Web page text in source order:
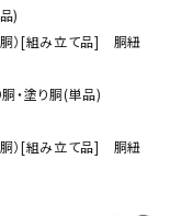
)
胴）[組み立て品] 胴紐
・塗り胴(単品)
胴）[組み立て品] 胴紐